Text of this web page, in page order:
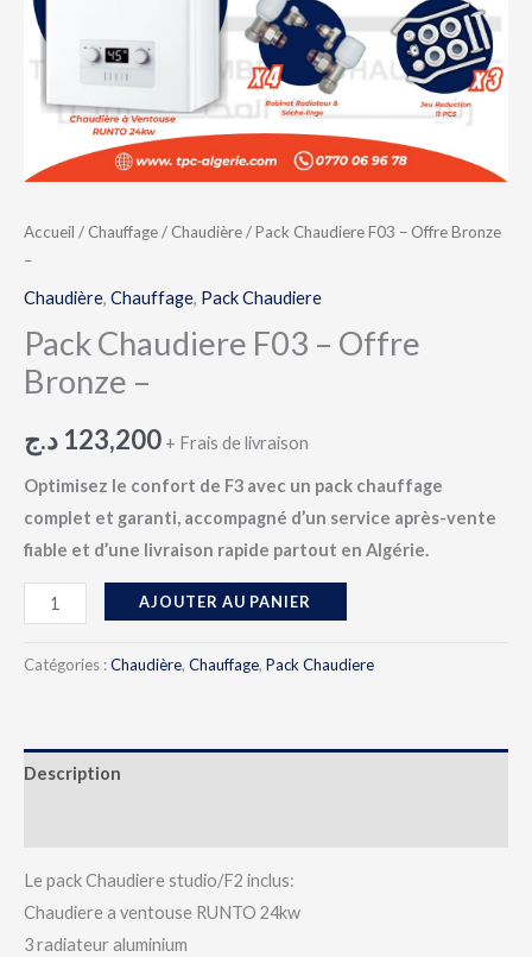
Accueil / Chauffage/ Chaudière/ Pack Chaudiere F03 – Offre Bronze
–
Chaudière, Chauffage, Pack Chaudiere
Pack Chaudiere F03 – Offre
Bronze –
123,200 د.ج + Frais de livraison
Optimisez le confort de F3 avec un pack chauffage
complet et garanti, accompagné d’un service après-vente
fiable et d’une livraison rapide partout en Algérie.
AJOUTER AU PANIER
Catégories :Chaudière, Chauffage, Pack Chaudiere
Description
Le pack Chaudiere studio/F2 inclus:
Chaudiere a ventouse RUNTO 24kw
3 radiateur aluminium